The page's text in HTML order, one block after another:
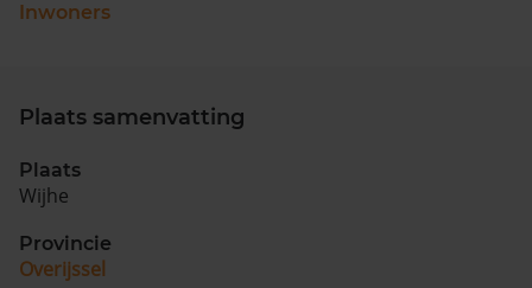
Zoek een woning
088 220 4200
Inwoners
Plaats samenvatting
Plaats
Wijhe
Provincie
Overijssel